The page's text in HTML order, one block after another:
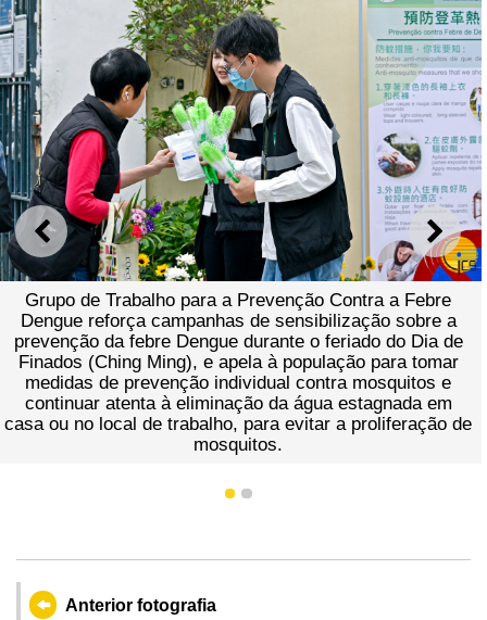
ANTERIOR
Grupo de Trabalho para a Prevenção Contra a Febre
Dengue reforça campanhas de sensibilização sobre a
prevenção da febre Dengue durante o feriado do Dia de
Finados (Ching Ming), e apela à população para tomar
medidas de prevenção individual contra mosquitos e
continuar atenta à eliminação da água estagnada em
casa ou no local de trabalho, para evitar a proliferação de
mosquitos.
1 2
Anterior fotografia